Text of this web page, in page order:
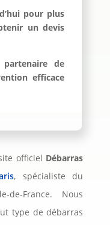
pour plus
un devis
de
efficace
officiel Débarras
, spécialiste du
France. Nous
type de débarras